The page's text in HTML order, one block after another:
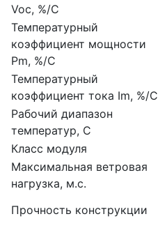
Voc, %/С
Температурный
коэффициент мощности
Pm, %/С
Температурный
коэффициент тока Im, %/С
Рабочий диапазон
температур, С
Класс модуля
Максимальная ветровая
нагрузка, м.с.
Прочность конструкции